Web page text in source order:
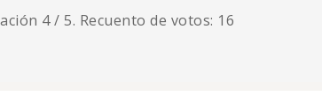
4/ 5. Recuento de votos: 16